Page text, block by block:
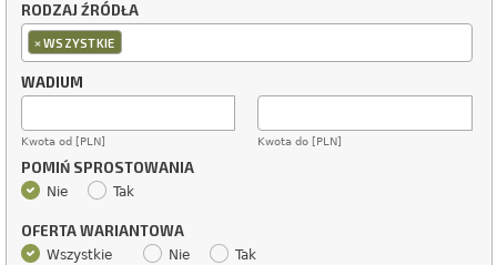
RODZAJ ŹRÓDŁA
×WSZYSTKIE
WADIUM
Kwota od [PLN] Kwota do [PLN]
POMIŃ SPROSTOWANIA
Nie Tak
OFERTA WARIANTOWA
Wszystkie Nie Tak